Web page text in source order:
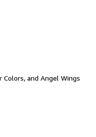
Colors, and Angel Wings